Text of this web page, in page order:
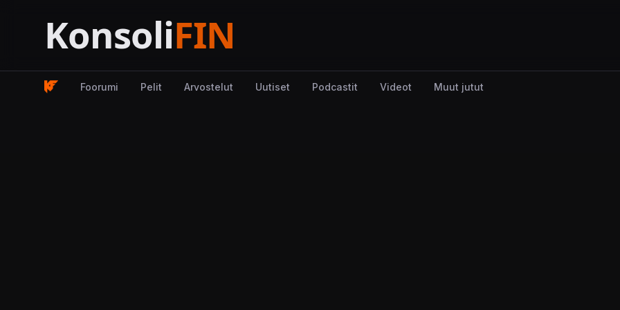
Foorumi Pelit Arvostelut Uutiset Podcastit Videot Muut jutut